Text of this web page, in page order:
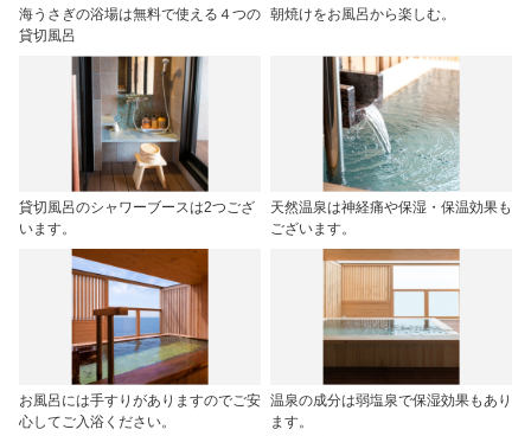
海うさぎの浴場は無料で使える４つの
貸切風呂
朝焼けをお風呂から楽しむ。
貸切風呂のシャワーブースは2つござ
います。
天然温泉は神経痛や保湿・保温効果も
ございます。
お風呂には手すりがありますのでご安
心してご入浴ください。
温泉の成分は弱塩泉で保湿効果もあり
ます。